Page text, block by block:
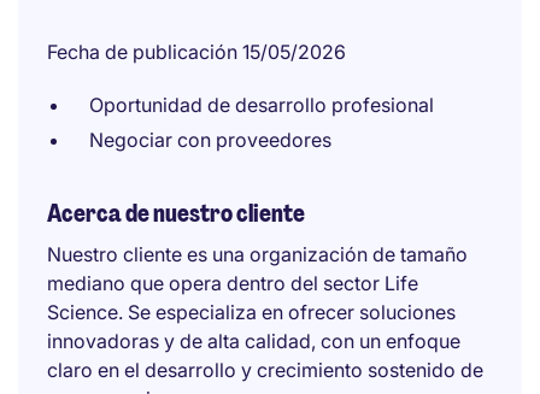
Fecha de publicación 15/05/2026
Oportunidad de desarrollo profesional
Negociar con proveedores
Acerca de nuestro cliente
Nuestro cliente es una organización de tamaño
mediano que opera dentro del sector Life
Science. Se especializa en ofrecer soluciones
innovadoras y de alta calidad, con un enfoque
claro en el desarrollo y crecimiento sostenido de